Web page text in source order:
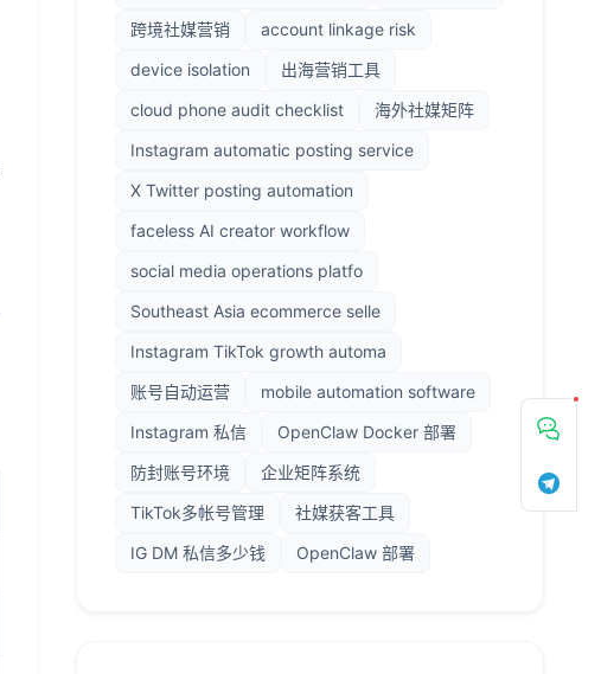
跨境社媒营销
account linkage risk
device isolation
出海营销工具
cloud phone audit checklist
海外社媒矩阵
Instagram automatic posting service
X Twitter posting automation
faceless AI creator workflow
social media operations platfo
Southeast Asia ecommerce selle
Instagram TikTok growth automa
账号自动运营
mobile automation software
Instagram 私信
OpenClaw Docker 部署
防封账号环境
企业矩阵系统
TikTok多帐号管理
社媒获客工具
IG DM 私信多少钱
OpenClaw 部署